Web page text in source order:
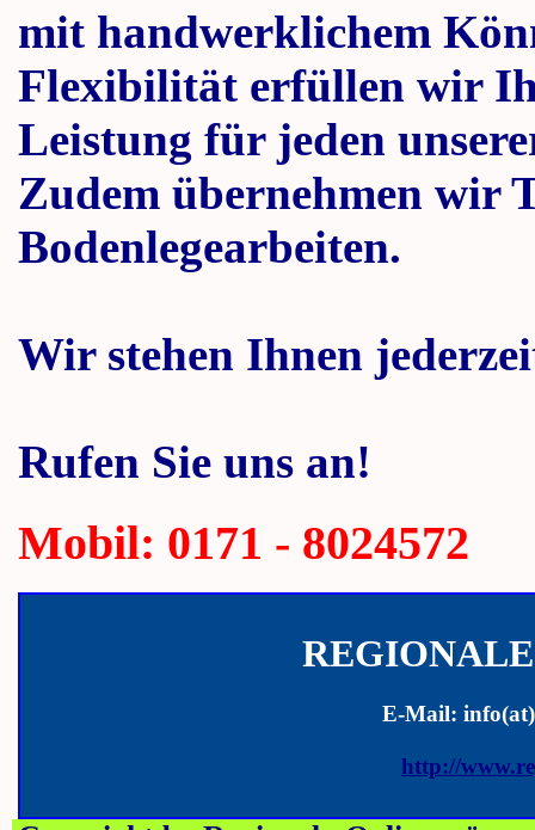
mit handwerklichem
Flexibilität erfüllen wir
Leistung für jeden
Zudem übernehmen wir
Bodenlegearbeiten.
Wir stehen Ihnen
Rufen Sie uns an!
Mobil: 0171 - 8024572
E-Mail:
http://